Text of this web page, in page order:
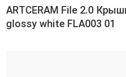
ARTCERAM File 2.0
glossy white FLA003 01